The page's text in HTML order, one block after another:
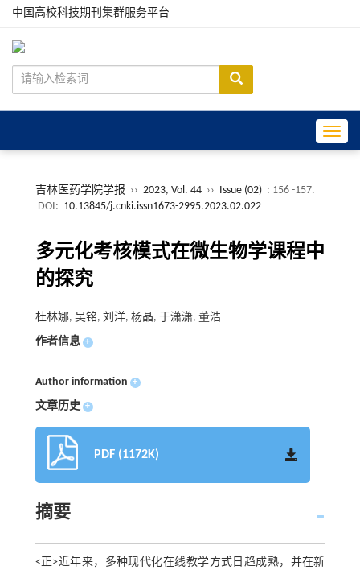
中国高校科技期刊集群服务平台
吉林医药学院学报 ›› 2023, Vol. 44 ›› Issue (02) : 156 -157.
DOI: 10.13845/j.cnki.issn1673-2995.2023.02.022
多元化考核模式在微生物学课程中
的探究
杜林娜, 吴铭, 刘洋, 杨晶, 于潇潇, 董浩
作者信息 +
Author information +
文章历史 +
PDF (1172K)
摘要
<正>近年来，多种现代化在线教学方式日趋成熟，并在新